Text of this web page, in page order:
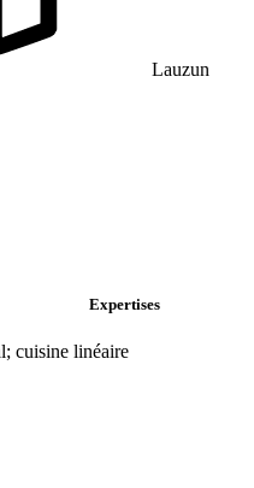
Lauzun
Expertises
cuisine linéaire